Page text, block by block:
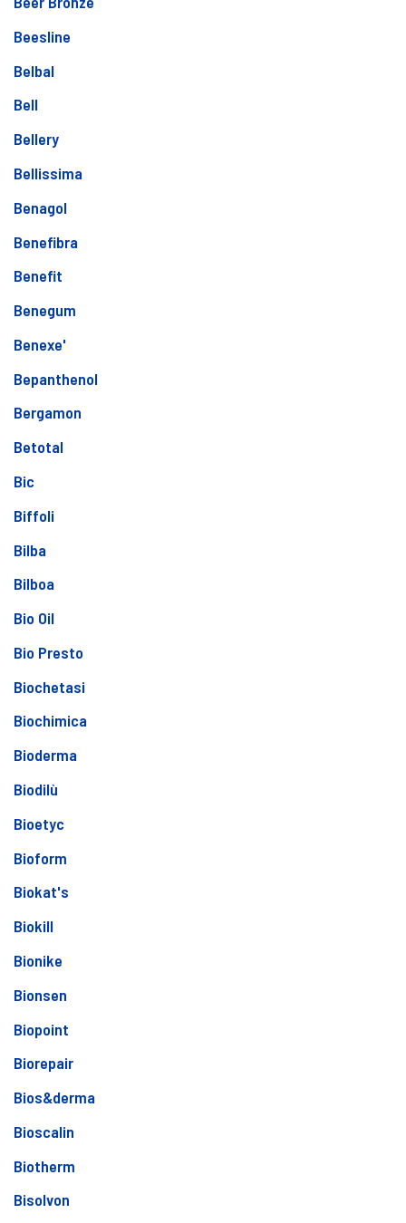
Beesline
Belbal
Bell
Bellery
Bellissima
Benagol
Benefibra
Benefit
Benegum
Benexe'
Bepanthenol
Bergamon
Betotal
Bic
Biffoli
Bilba
Bilboa
Bio Oil
Bio Presto
Biochetasi
Biochimica
Bioderma
Biodilù
Bioetyc
Bioform
Biokat's
Biokill
Bionike
Bionsen
Biopoint
Biorepair
Bios&derma
Bioscalin
Biotherm
Bisolvon